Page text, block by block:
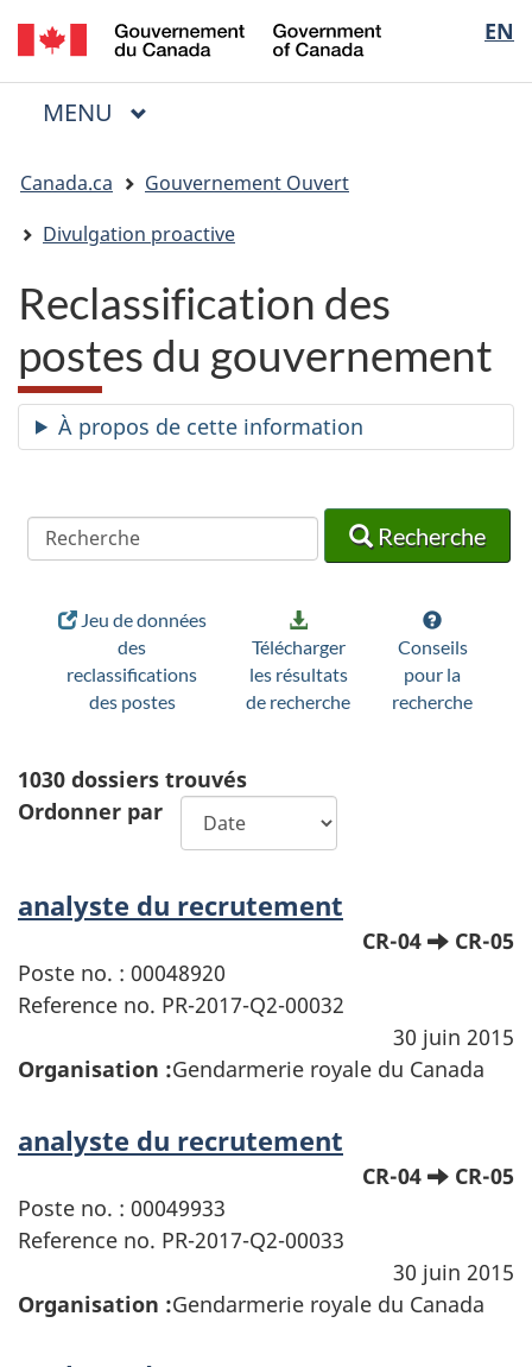
Passer
au
contenu
Passer
à
« Au
Passer
à
la
EN
of
Menu
MENU PRINCIPAL
êtes
ici
Canada.ca
Gouvernement Ouvert
Divulgation proactive
Reclassification des
postes du gouvernement
À propos de cette information
Recherche
Recherche
Recherche
Jeu de données
des
reclassifications
des postes
Télécharger
les résultats
de recherche
Conseils
pour la
recherche
1030 dossiers trouvés
Ordonner par
analyste du recrutement
CR-04
CR-05
Poste no. : 00048920
Reference no. PR-2017-Q2-00032
30 juin 2015
Organisation :Gendarmerie royale du Canada
analyste du recrutement
CR-04
CR-05
Poste no. : 00049933
Reference no. PR-2017-Q2-00033
30 juin 2015
Organisation :Gendarmerie royale du Canada